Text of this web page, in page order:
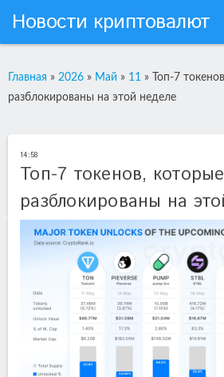
Новости криптовалют
Главная » 2026 » Май » 11 »
Топ-7
разблокированы на этой неделе
14:58
Топ-7 токенов,
разблокированы на